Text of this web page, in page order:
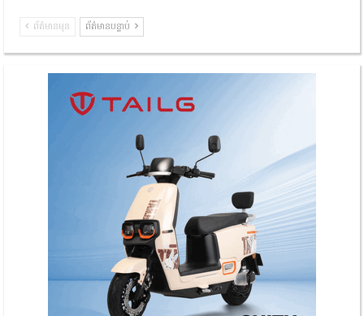
ព័ត៌មានមុន ព័ត៌មានបន្ទាប់